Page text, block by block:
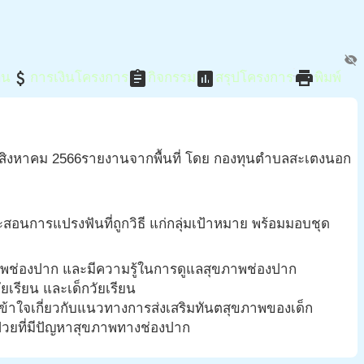
visibility_off
attach_money การเงินโครงการassignment กิจกรรมassessment สรุปโครงการprintพิมพ์
งหาคม 2566รายงานจากพื้นที่ โดย กองทุนตำบลสะเตงนอก
อนการแปรงฟันที่ถูกวิธี แก่กลุ่มเป้าหมาย พร้อมมอบชุด
ช่องปาก และมีความรู้ในการดูแลสุขภาพช่องปาก
รียน และเด็กวัยเรียน
าใจเกี่ยวกับแนวทางการส่งเสริมทันตสุขภาพของเด็ก
ยที่มีปัญหาสุขภาพทางช่องปาก